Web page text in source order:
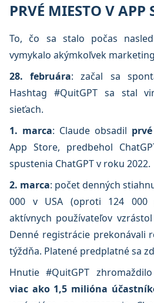
PRVÉ MIESTO V APP
To, čo sa stalo počas
vymykalo akýmkoľvek
28. februára: začal sa
Hashtag #QuitGPT sa stal
sieťach.
1. marca: Claude obsadil
App Store, predbehol
spustenia ChatGPT v roku 2022.
2. marca: počet denných
000 v USA (oproti 124 000
aktívnych používateľov
Denné registrácie prekonávali
týždňa. Platené predplatné sa
Hnutie #QuitGPT
viac ako 1,5 milióna